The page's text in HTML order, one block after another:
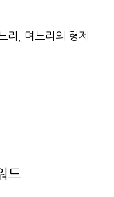
리, 며느리의 형제
드